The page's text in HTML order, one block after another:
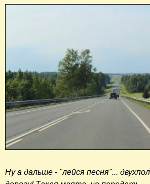
Ну а дальше - "лейся песня"...